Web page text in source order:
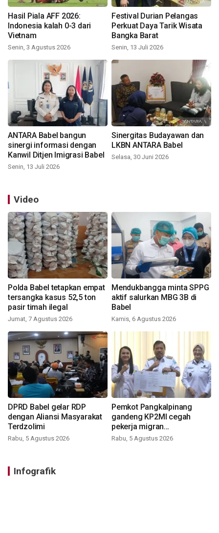
Hasil Piala AFF 2026:
Indonesia kalah 0-3 dari
Vietnam
Senin, 3 Agustus 2026
Festival Durian Pelangas
Perkuat Daya Tarik Wisata
Bangka Barat
Senin, 13 Juli 2026
ANTARA Babel bangun
sinergi informasi dengan
Kanwil Ditjen Imigrasi Babel
Senin, 13 Juli 2026
Sinergitas Budayawan dan
LKBN ANTARA Babel
Selasa, 30 Juni 2026
Video
Polda Babel tetapkan empat
tersangka kasus 52,5 ton
pasir timah ilegal
Jumat, 7 Agustus 2026
Mendukbangga minta SPPG
aktif salurkan MBG 3B di
Babel
Kamis, 6 Agustus 2026
DPRD Babel gelar RDP
dengan Aliansi Masyarakat
Terdzolimi
Rabu, 5 Agustus 2026
Pemkot Pangkalpinang
gandeng KP2MI cegah
pekerja migran
nonprosedural
Rabu, 5 Agustus 2026
Infografik